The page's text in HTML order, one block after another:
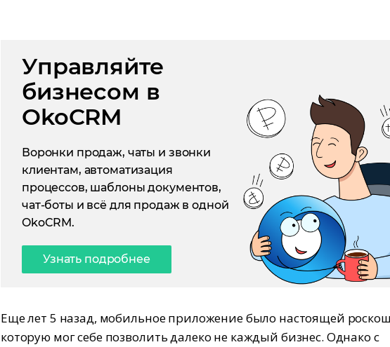
Управляйте
бизнесом в
OkoCRM
Воронки продаж, чаты и звонки
клиентам, автоматизация
процессов, шаблоны документов,
чат-боты и всё для продаж в одной
OkoCRM.
Узнать подробнее
Еще лет 5 назад, мобильное приложение было настоящей
которую мог себе позволить далеко не каждый бизнес. Однако с